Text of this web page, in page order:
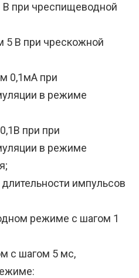
В при чреспищеводной
5 В при чрескожной
0,1мА при
в режиме
при при
в режиме
импульсов
режиме с шагом 1
с шагом 5 мс,